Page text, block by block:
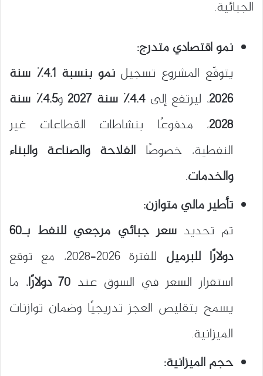
الجبائية.
نمو اقتصادي متدرج:
يتوقّع المشروع تسجيل
نمو بنسبة 4.1٪ سنة
2026، ليرتفع إلى4.4٪ سنة 2027 و
4.5٪ سنة
2028، مدفوعًا بنشاطات القطاعات غير
النفطية، خصوصًا الفلاحة والصناعة والبناء
والخدمات.
تأطير مالي متوازن:
تم تحديد
سعر جبائي مرجعي للنفط بـ60
دولارًا للبرميل
للفترة 2026–2028، مع توقع
استقرار السعر في السوق عند 70 دولارًا
، ما
يسمح بتقليص العجز تدريجيًا وضمان توازنات
الميزانية.
حجم الميزانية: